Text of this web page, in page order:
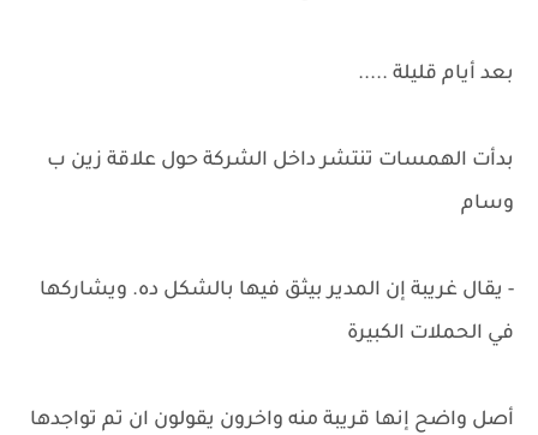
بعد أيام قليلة .....
بدأت الهمسات تنتشر داخل الشركة حول علاقة زين ب
وسام
- يقال غريبة إن المدير بيثق فيها بالشكل ده. ويشاركها
في الحملات الكبيرة
أصل واضح إنها قريبة منه واخرون يقولون ان تم تواجدها